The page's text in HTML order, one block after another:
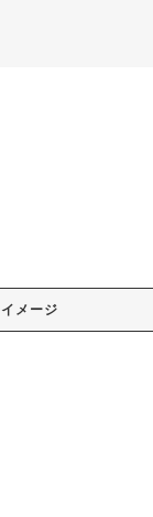
イメージ